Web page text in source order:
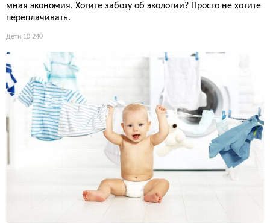
мная экономия. Хотите заботу об экологии? Просто не хотите
переплачивать.
Дети 10 240